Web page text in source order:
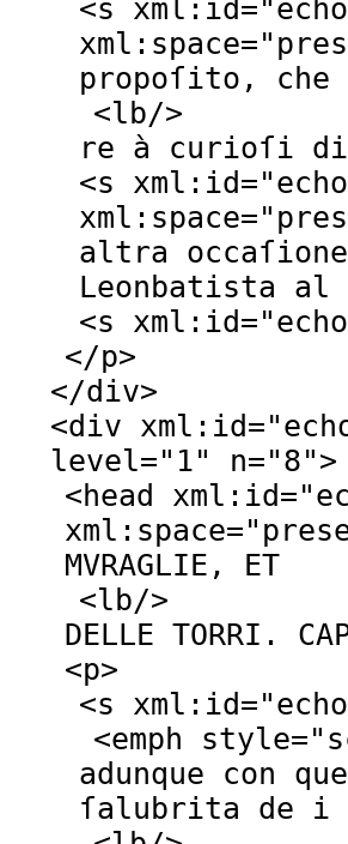
<s xml:id="
xml:space="
propoſito, che
<lb/>
re à curioſi
<s xml:id="
xml:space="
altra
Leonbatista al
<s xml:id="
</p>
</div>
<div xml:id="
level=" 1" n="8">
<head xml:id="
xml:space="
MVRAGLIE, ET
<lb/>
DELLE TORRI.
<p>
<s xml:id="
<emph style="
adunque con
ſalubrita de i